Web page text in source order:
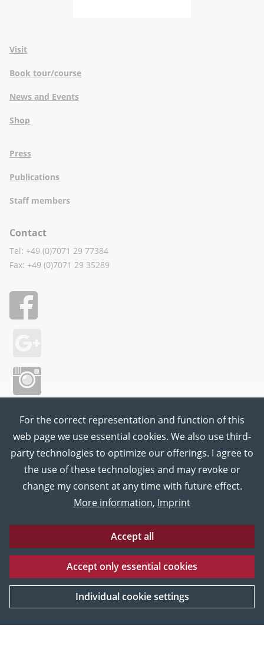
UNESCO
World heritage
[More information]
Visit
Book tour/course
News and Events
Shop
Press
Publications
Staff members
Contact
Tel: +49 (0)7071 29 77384
Fax: +49 (0)7071 29 35289
© 2026 Museum der Universität Tübingen MUT, Tübingen,
Eberhard Karls Universität Tübingen Impressum
For the correct representation and function of this
web page we use essential cookies. We also use third-
party technologies to optimize our offerings. I agree to
the use of these technologies and may revoke or
change my consent at any time with future effect.
More information, Imprint
Accept all
Accept only essential cookies
Individual cookie settings